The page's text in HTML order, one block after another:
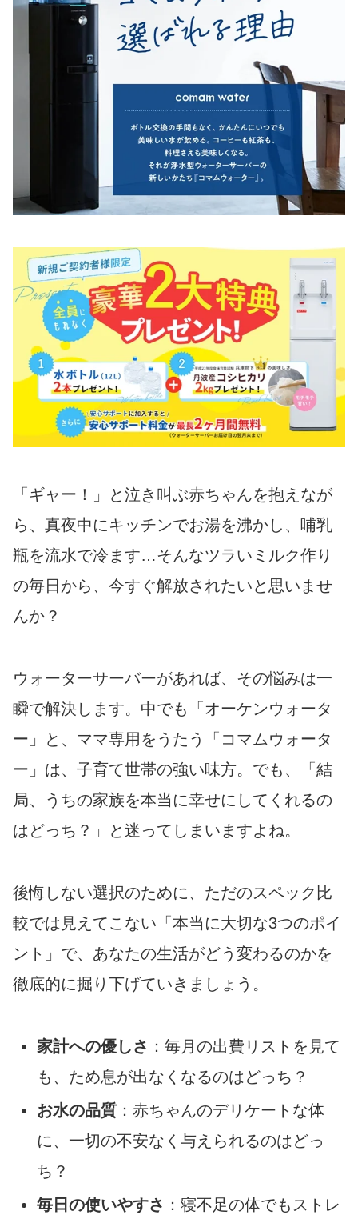
「ギャー！」と泣き叫ぶ赤ちゃんを抱えなが
ら、真夜中にキッチンでお湯を沸かし、哺乳
瓶を流水で冷ます…そんなツラいミルク作り
の毎日から、今すぐ解放されたいと思いませ
んか？
ウォーターサーバーがあれば、その悩みは一
瞬で解決します。中でも「オーケンウォータ
ー」と、ママ専用をうたう「コマムウォータ
ー」は、子育て世帯の強い味方。でも、「結
局、うちの家族を本当に幸せにしてくれるの
はどっち？」と迷ってしまいますよね。
後悔しない選択のために、ただのスペック比
較では見えてこない「本当に大切な3つのポイ
ント」で、あなたの生活がどう変わるのかを
徹底的に掘り下げていきましょう。
家計への優しさ ：毎月の出費リストを見て
も、ため息が出なくなるのはどっち？
お水の品質 ：赤ちゃんのデリケートな体
に、一切の不安なく与えられるのはどっ
ち？
毎日の使いやすさ ：寝不足の体でもストレ